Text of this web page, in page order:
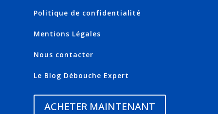
Politique de confidentialité
Mentions Légales
Nous contacter
Le Blog Débouche Expert
ACHETER MAINTENANT